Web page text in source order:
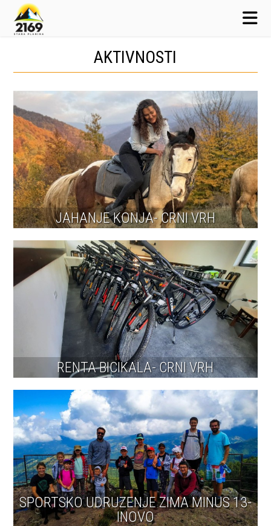
AKTIVNOSTI
JAHANJE KONJA- CRNI VRH
RENTA BICIKALA- CRNI VRH
SPORTSKO UDRUZENJE ZIMA MINUS 13-
INOVO